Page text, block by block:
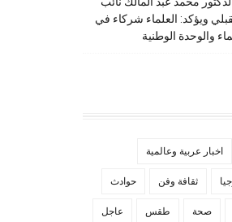
ويؤكد: العلماء شركاء في
والوحدة الوطنية
اخبار عربية وعالمية
ثقافة وفن حوادث
صحة طقس عاجل